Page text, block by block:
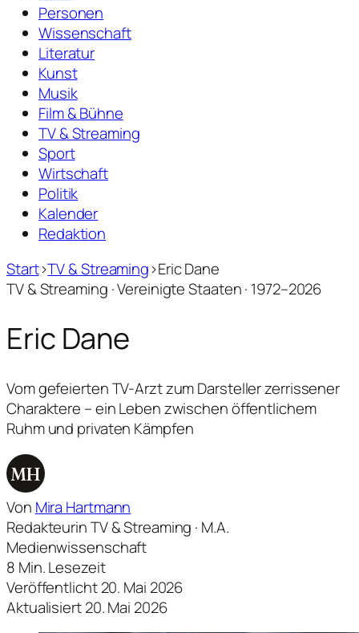
Personen
Wissenschaft
Literatur
Kunst
Musik
Film & Bühne
TV & Streaming
Sport
Wirtschaft
Politik
Kalender
Redaktion
Start›TV & Streaming›Eric Dane
TV & Streaming · Vereinigte Staaten · 1972–2026
Eric Dane
Vom gefeierten TV-Arzt zum Darsteller zerrissener
Charaktere – ein Leben zwischen öffentlichem
Ruhm und privaten Kämpfen
MH
Von Mira Hartmann
Redakteurin TV & Streaming · M.A.
Medienwissenschaft
8 Min. Lesezeit
Veröffentlicht 20. Mai 2026
Aktualisiert 20. Mai 2026